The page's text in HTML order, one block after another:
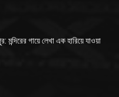
মন্দিরের গায়ে লেখা এক হারিয়ে যাওয়া